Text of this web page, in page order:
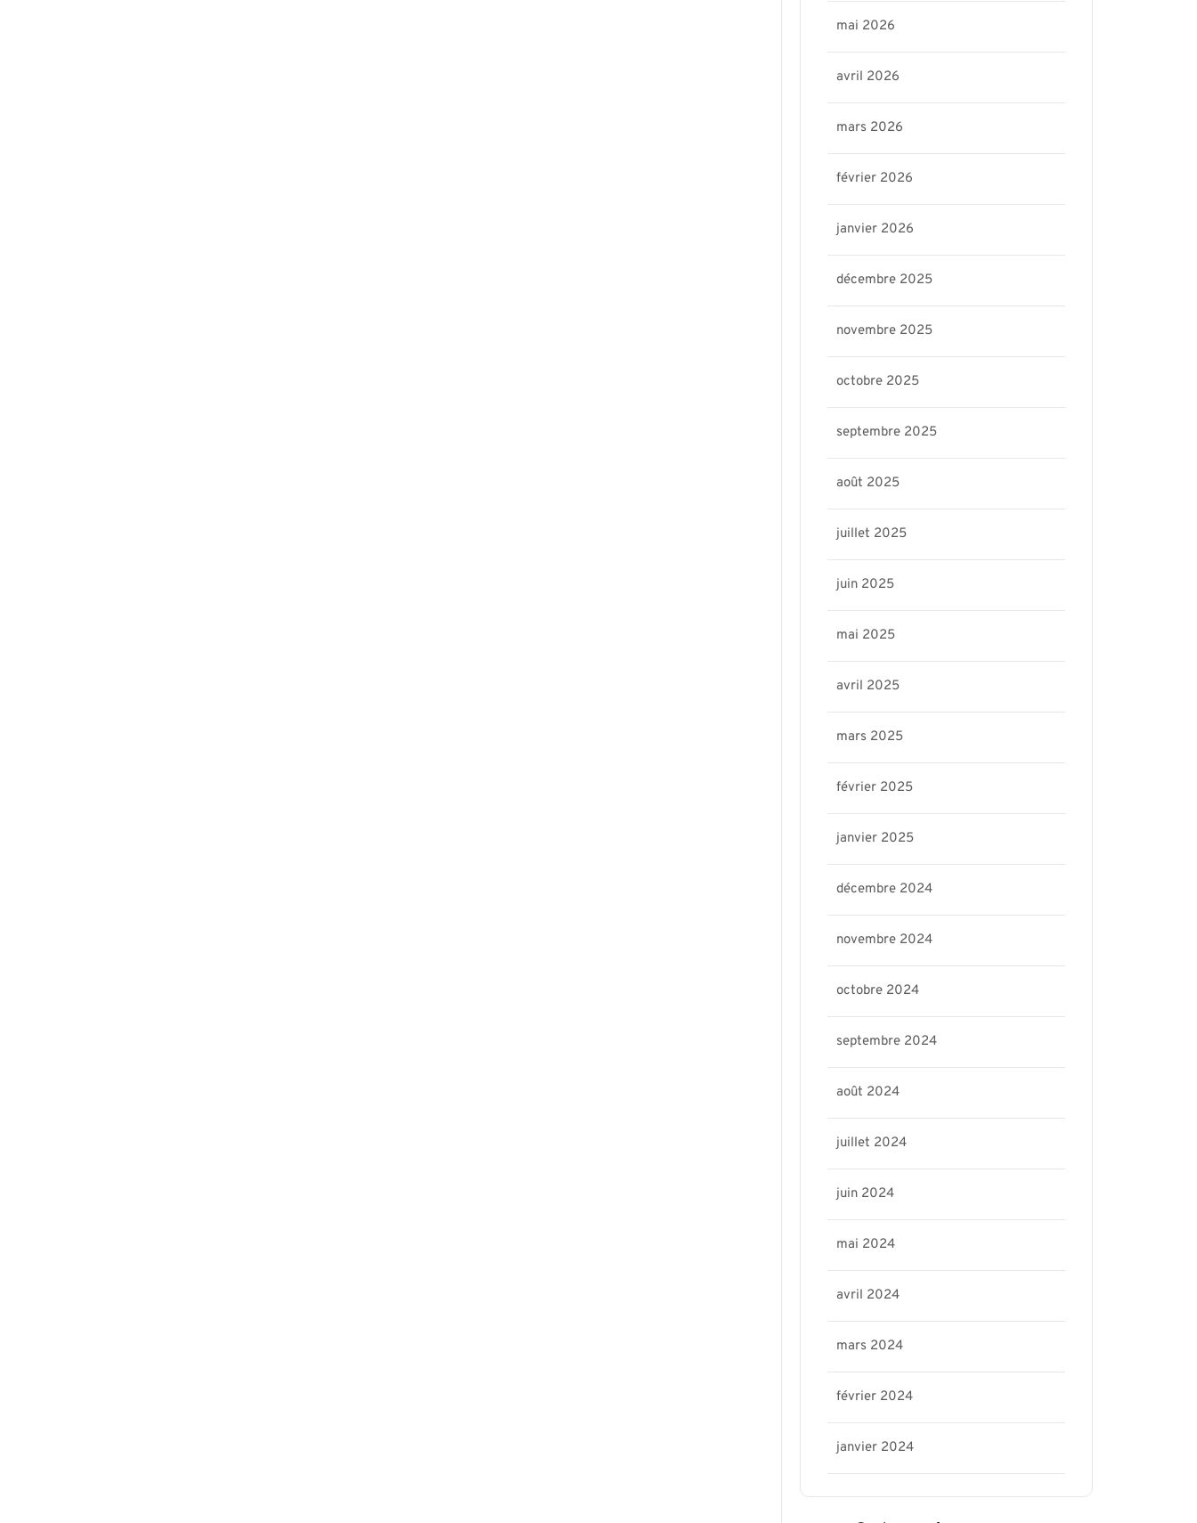
mai 2026
avril 2026
mars 2026
février 2026
janvier 2026
décembre 2025
novembre 2025
octobre 2025
septembre 2025
août 2025
juillet 2025
juin 2025
mai 2025
avril 2025
mars 2025
février 2025
janvier 2025
décembre 2024
novembre 2024
octobre 2024
septembre 2024
août 2024
juillet 2024
juin 2024
mai 2024
avril 2024
mars 2024
février 2024
janvier 2024